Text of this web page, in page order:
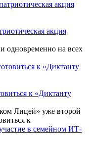
акция
одновременно на всех
к «Диктанту
Лицей» уже второй
к